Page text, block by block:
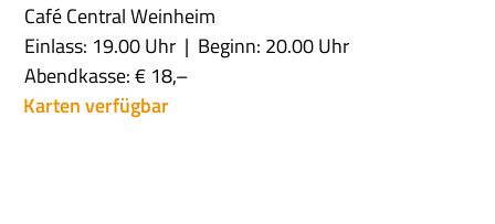
Café Central Weinheim
Einlass: 19.00 Uhr
Beginn: 20.00 Uhr
Abendkasse: € 18,–
Karten verfügbar